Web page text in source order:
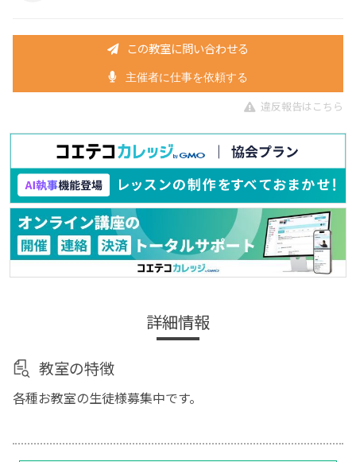
この教室に問い合わせる
主催者に仕事を依頼する
違反報告はこちら
詳細情報
教室の特徴
各種お教室の生徒様募集中です。